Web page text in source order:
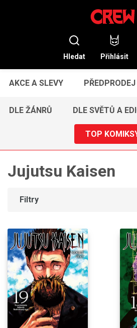
Hledat Přihlásit
AKCE A SLEVY PŘEDPRODEJ
DLE ŽÁNRŮ DLE SVĚTŮ A
TOP
Jujutsu Kaisen
Filtry